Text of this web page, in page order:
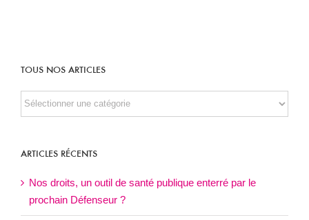
TOUS NOS ARTICLES
TOUS
NOS
ARTICLES RÉCENTS
Nos droits, un outil de santé publique enterré par le
prochain Défenseur ?